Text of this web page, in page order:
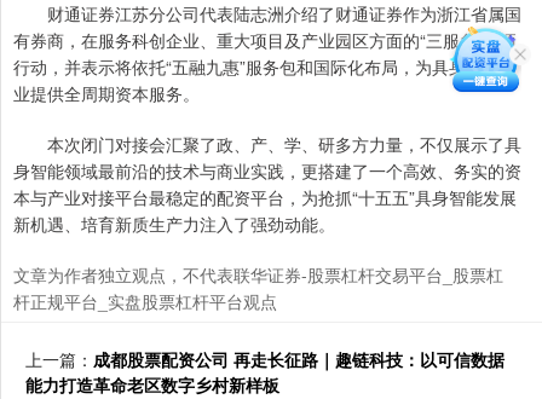
财通证券江苏分公司代表陆志洲介绍了财通证券作为浙江省属国
有券商，在服务科创企业、重大项目及产业园区方面的“三服务”专项
行动，并表示将依托“五融九惠”服务包和国际化布局，为具身智能企
业提供全周期资本服务。
本次闭门对接会汇聚了政、产、学、研多方力量，不仅展示了具
身智能领域最前沿的技术与商业实践，更搭建了一个高效、务实的资
本与产业对接平台最稳定的配资平台，为抢抓“十五五”具身智能发展
新机遇、培育新质生产力注入了强劲动能。
文章为作者独立观点，不代表联华证券-股票杠杆交易平台_股票杠
杆正规平台_实盘股票杠杆平台观点
上一篇： 成都股票配资公司 再走长征路｜趣链科技：以可信数据
能力打造革命老区数字乡村新样板